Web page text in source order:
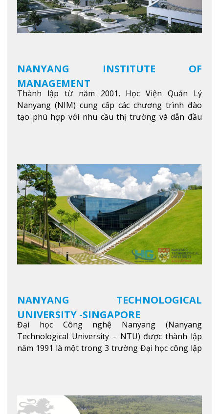
NANYANG INSTITUTE OF
MANAGEMENT
Thành lập từ năm 2001, Học Viện Quản Lý
Nanyang (NIM) cung cấp các chương trình đào
tạo phù hợp với nhu cầu thị trường và dẫn đầu
học tập và nghiên cứu chất lượng nhằm nâng cao
kỹ năng, kiến thức và năng lực của sinh viên và các
đối tác của trườngXem thêm
NANYANG TECHNOLOGICAL
UNIVERSITY -SINGAPORE
Đại học Công nghệ Nanyang (Nanyang
Technological University – NTU) được thành lập
năm 1991 là một trong 3 trường Đại học công lập
Khoa học máy tính…Trường cũng được bình chọn
là một trong những ngôi trường đáng học nhất